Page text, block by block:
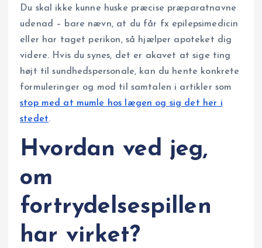
Du skal ikke kunne huske præcise præparatnavne
udenad – bare nævn, at du får fx epilepsimedicin
eller har taget perikon, så hjælper apoteket dig
videre. Hvis du synes, det er akavet at sige ting
højt til sundhedspersonale, kan du hente konkrete
formuleringer og mod til samtalen i artikler som
stop med at mumle hos lægen og sig det her i
stedet.
Hvordan ved jeg,
om
fortrydelsespillen
har virket?